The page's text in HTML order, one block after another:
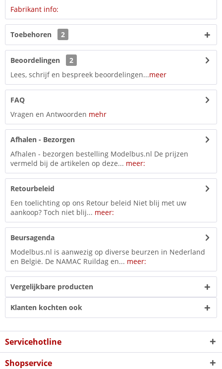
Fabrikant info:
Toebehoren 2
Beoordelingen
2
Lees, schrijf en bespreek beoordelingen...meer
FAQ
Vragen en Antwoorden mehr
Afhalen - Bezorgen
Afhalen - bezorgen bestelling Modelbus.nl De prijzen
vermeld bij de artikelen op deze... meer:
Retourbeleid
Een toelichting op ons Retour beleid Niet blij met uw
aankoop? Toch niet blij... meer:
Beursagenda
Modelbus.nl is aanwezig op diverse beurzen in Nederland
en België. De NAMAC Ruildag en... meer:
Vergelijkbare producten
Klanten kochten ook
Servicehotline
Shopservice